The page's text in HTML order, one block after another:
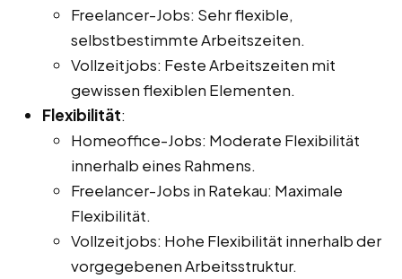
Freelancer-Jobs: Sehr flexible,
selbstbestimmte Arbeitszeiten.
Vollzeitjobs: Feste Arbeitszeiten mit
gewissen flexiblen Elementen.
Flexibilität:
Homeoffice-Jobs: Moderate Flexibilität
innerhalb eines Rahmens.
Freelancer-Jobs in Ratekau: Maximale
Flexibilität.
Vollzeitjobs: Hohe Flexibilität innerhalb der
vorgegebenen Arbeitsstruktur.